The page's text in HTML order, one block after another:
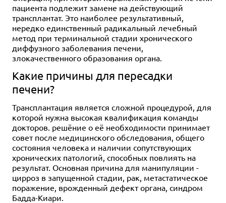
пациента подлежит замене на действующий
трансплантат. Это наиболее результативный,
нередко единственный радикальный лечебный
метод при терминальной стадии хронического
диффузного заболевания печени,
злокачественного образования органа.
Какие причины для пересадки
печени?
Трансплантация является сложной процедурой, для
которой нужна высокая квалификация команды
докторов. решёние о её необходимости принимает
совет после медицинского обследования, общего
состояния человека и наличии сопутствующих
хронических патологий, способных повлиять на
результат. Основная причина для манипуляции -
цирроз в запущенной стадии, рак, метастатическое
поражение, врожденный дефект органа, синдром
Бадда-Киари.